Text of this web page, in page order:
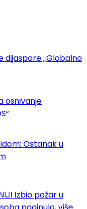
dijaspore „Globalno
osnivanje
Ostanak u
Izbio požar u